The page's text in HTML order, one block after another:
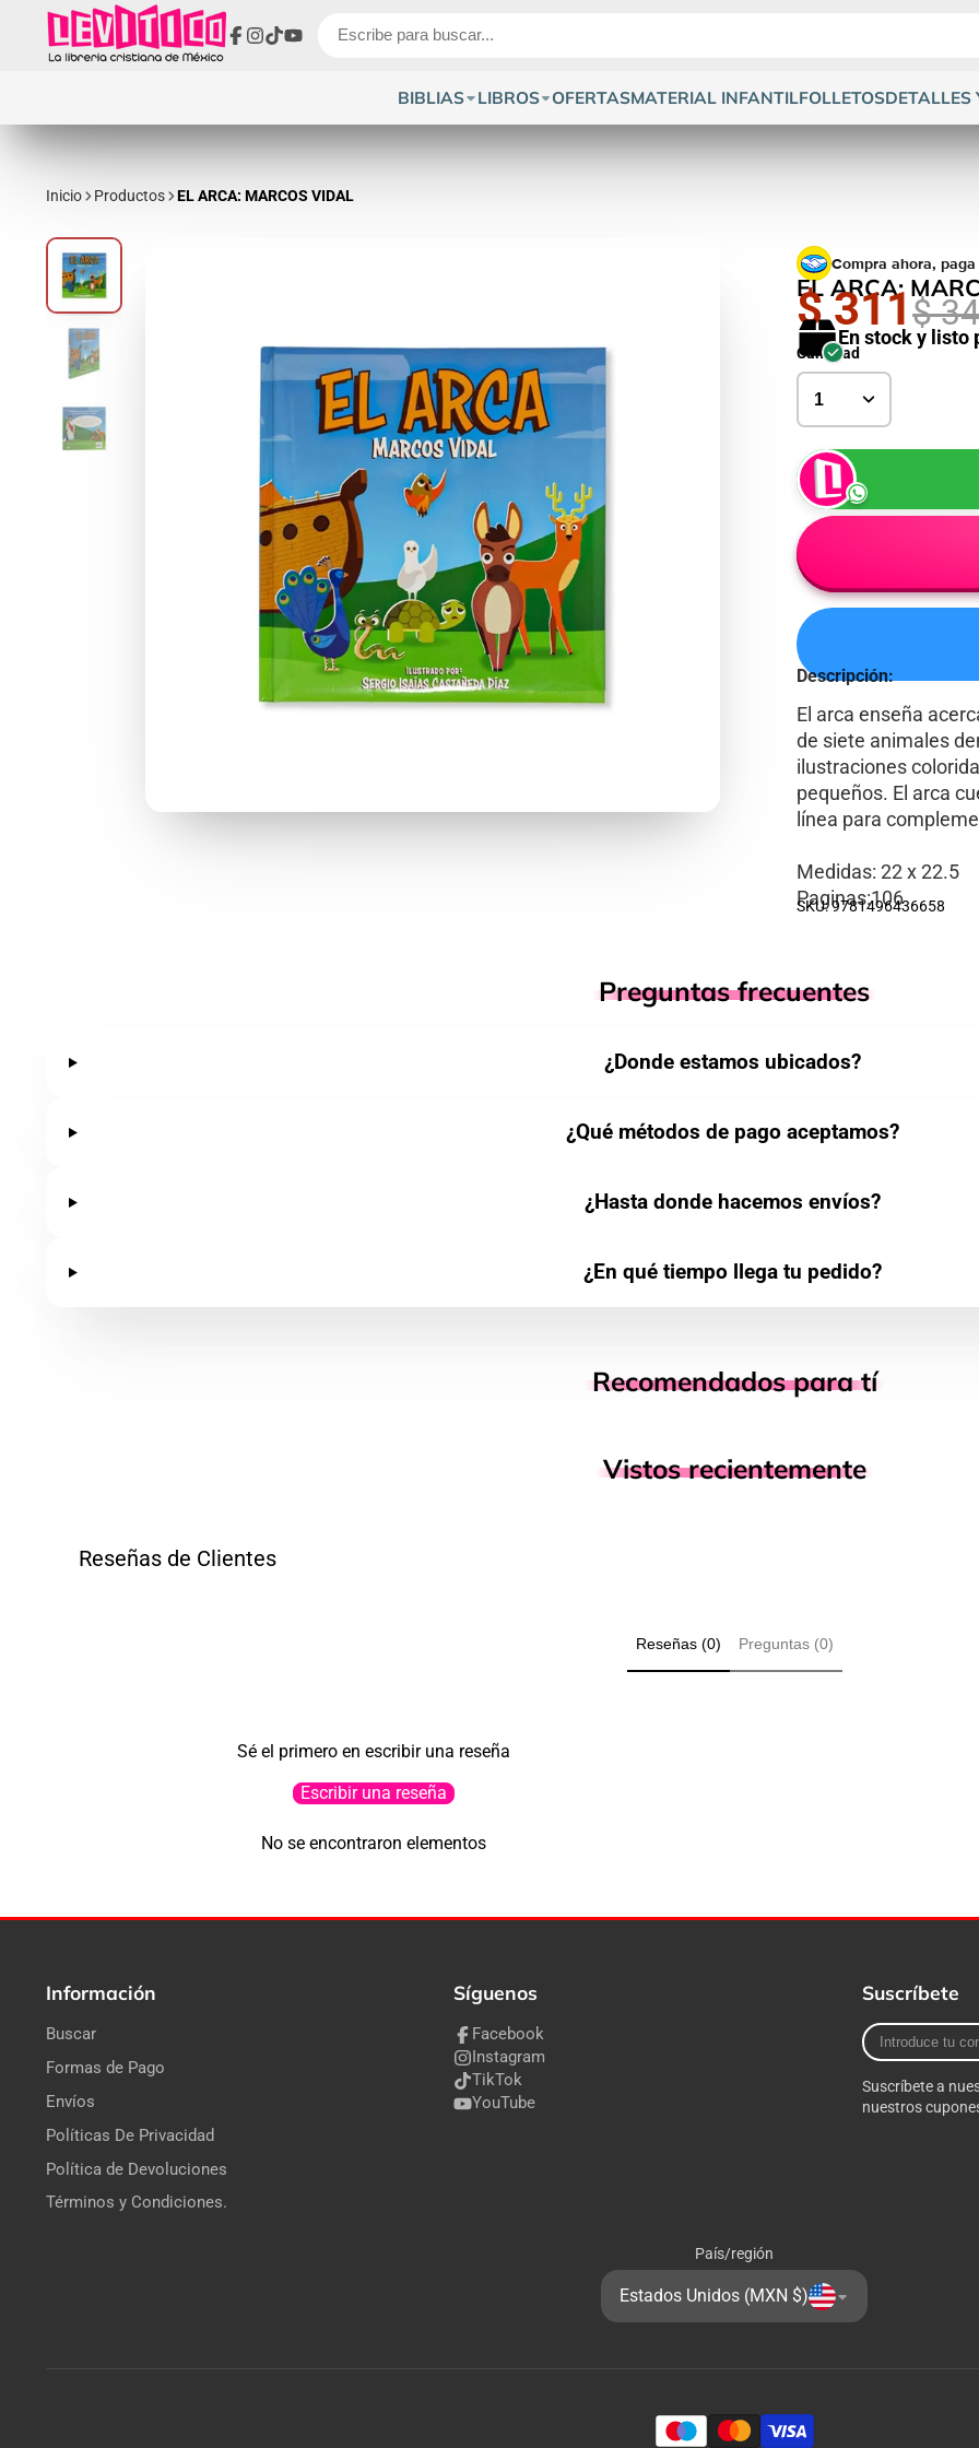
BIBLIAS LIBROS OFERTASMATERIAL INFANTILFOLLETOSDETALLES
Inicio Productos EL ARCA: MARCOS VIDAL
Compra ahora,
EL ARCA:
$ 311$
En stock y listo
Cantidad
Descripción:
El arca enseña
de siete animales
ilustraciones
pequeños. El arca
línea para
Medidas: 22 x 22.5
Paginas:106
SKU: 9781496436658
Preguntas frecuentes
¿Donde estamos ubicados?
¿Qué métodos de pago aceptamos?
¿Hasta donde hacemos envíos?
¿En qué tiempo llega tu pedido?
Recomendados para tí
Vistos recientemente
Reseñas de Clientes
Reseñas (0) Preguntas (0)
Sé el primero en escribir una reseña
Escribir una reseña
No se encontraron elementos
Información
Buscar
Formas de Pago
Envíos
Políticas De Privacidad
Política de Devoluciones
Términos y Condiciones.
Síguenos
Facebook
Instagram
TikTok
YouTube
Suscríbete
Introduce
tu
electrónico
Suscríbete a
nuestros
País/región
Estados Unidos (MXN $)